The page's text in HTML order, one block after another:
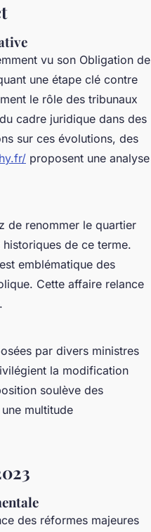
vu son Obligation de
une étape clé contre
le rôle des tribunaux
cadre juridique dans des
sur ces évolutions, des
proposent une analyse
de renommer le quartier
de ce terme.
emblématique des
Cette affaire relance
par divers ministres
la modification
soulève des
multitude
des réformes majeures